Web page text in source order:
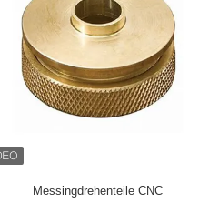
Messingdrehenteile CNC